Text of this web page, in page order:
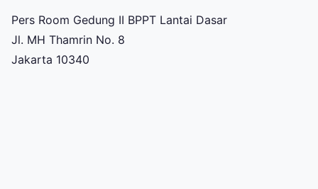
Pers Room Gedung II BPPT Lantai Dasar
Jl. MH Thamrin No. 8
Jakarta 10340